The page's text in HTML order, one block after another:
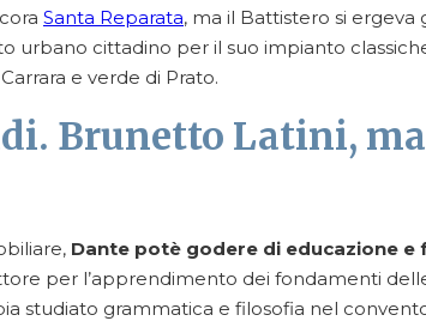
Santa Reparata, ma il Battistero si
urbano cittadino per il suo impianto
e verde di Prato.
Brunetto Latini,
Dante potè godere di educazione e
per l’apprendimento dei fondamenti
studiato grammatica e filosofia nel